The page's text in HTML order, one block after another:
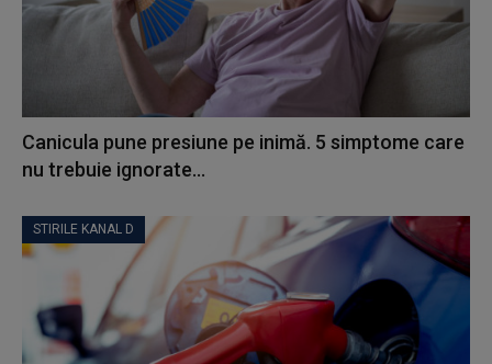
Canicula pune presiune pe inimă. 5 simptome care
nu trebuie ignorate...
STIRILE KANAL D